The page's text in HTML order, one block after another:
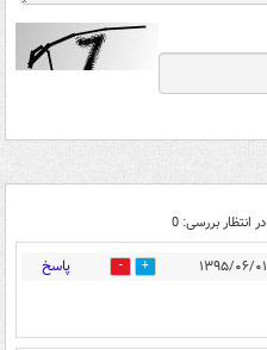
در انتظار بررسی: 0
0 پاسخ